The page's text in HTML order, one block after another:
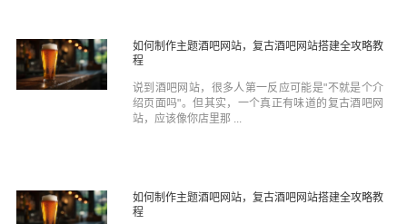
如何制作主题酒吧网站，复古酒吧网站搭建全攻略教
程
说到酒吧网站，很多人第一反应可能是"不就是个介
绍页面吗"。但其实，一个真正有味道的复古酒吧网
站，应该像你店里那 ...
如何制作主题酒吧网站，复古酒吧网站搭建全攻略教
程